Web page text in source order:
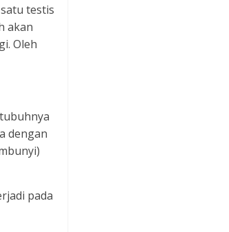
testis
akan
Oleh
dengan
pada